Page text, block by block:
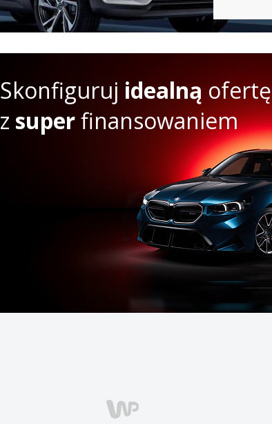
Skonfiguruj idealną ofertę
z superfinansowaniem